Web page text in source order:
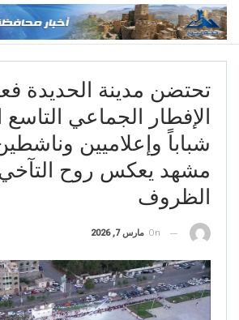
تحتضن مدينة الحديدة
الإفطار الجماعي
شباباً وإعلاميين
مشهد يعكس روح
الظروف
On مارس 7, 2026